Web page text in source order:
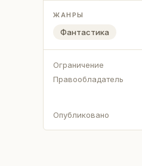
ЖАНРЫ
Фантастика
Ограничение
Правообладатель
Опубликовано